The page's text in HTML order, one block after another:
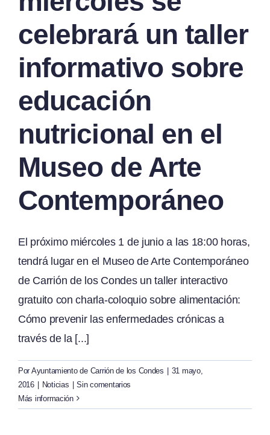
celebrará un taller
informativo sobre
educación
nutricional en el
Museo de Arte
Contemporáneo
El próximo miércoles 1 de junio a las 18:00 horas,
tendrá lugar en el Museo de Arte Contemporáneo
de Carrión de los Condes un taller interactivo
gratuito con charla-coloquio sobre alimentación:
Cómo prevenir las enfermedades crónicas a
través de la [...]
Por Ayuntamiento de Carrión de los Condes
31 mayo,
2016
Noticias
Sin comentarios
Más información